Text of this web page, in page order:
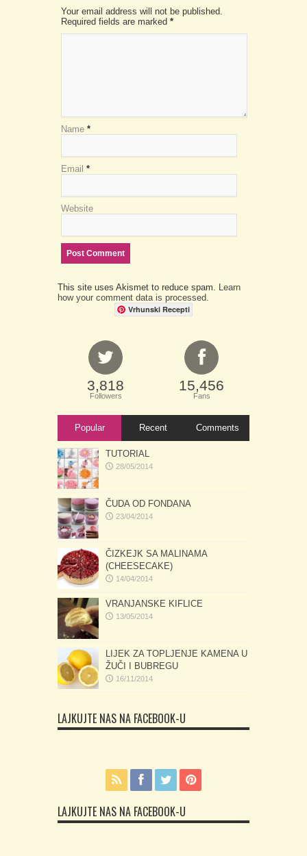
Your email address will not be published.
Required fields are marked *
Name *
Email *
Website
This site uses Akismet to reduce spam. Learn
how your comment data is processed.
Vrhunski Recepti
3,818
Followers
15,456
Fans
Popular Recent Comments
TUTORIAL
28/05/2014
ČUDA OD FONDANA
23/04/2014
ČIZKEJK SA MALINAMA
(CHEESECAKE)
14/04/2014
VRANJANSKE KIFLICE
13/05/2014
LIJEK ZA TOPLJENJE KAMENA U
ŽUČI I BUBREGU
16/11/2014
LAJKUJTE NAS NA FACEBOOK-U
LAJKUJTE NAS NA FACEBOOK-U